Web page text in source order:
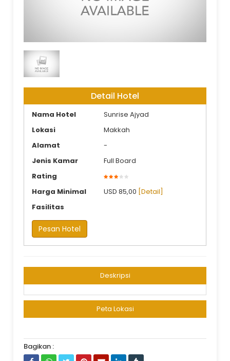
Detail Hotel
Nama Hotel
Sunrise Ajyad
Lokasi
Makkah
Alamat
-
Jenis Kamar
Full Board
Rating
Harga Minimal
USD 85,00 [Detail]
Fasilitas
Pesan Hotel
Deskripsi
Peta Lokasi
Bagikan :